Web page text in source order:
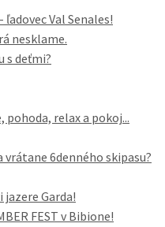
Val Senales!
nesklame.
s deťmi?
relax a pokoj...
vrátane 6denného skipasu?
Garda!
FEST v Bibione!